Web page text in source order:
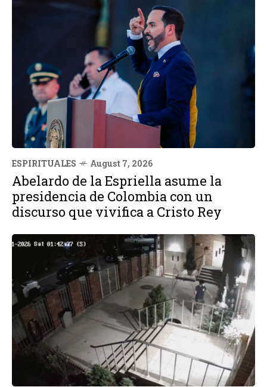
ESPIRITUALES August 7, 2026
Abelardo de la Espriella asume la
presidencia de Colombia con un
discurso que vivifica a Cristo Rey